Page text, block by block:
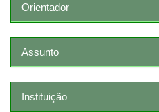
Orientador
Assunto
Instituição